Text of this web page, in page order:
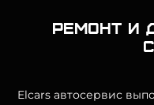
Ремонт и
Elcars автосервис